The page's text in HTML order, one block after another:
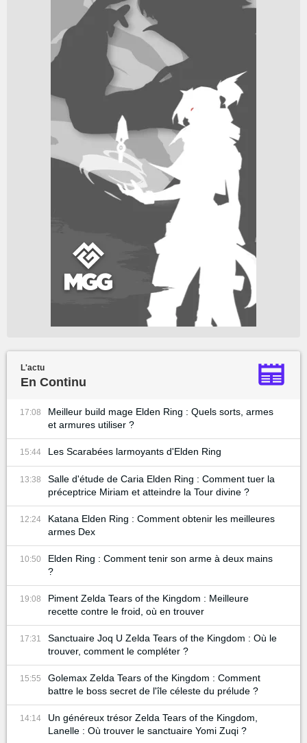
L'actu
En Continu
17:08
Meilleur build mage Elden Ring : Quels sorts, armes
et armures utiliser ?
15:44 Les Scarabées larmoyants d'Elden Ring
13:38
Salle d'étude de Caria Elden Ring : Comment tuer la
préceptrice Miriam et atteindre la Tour divine ?
12:24
Katana Elden Ring : Comment obtenir les meilleures
armes Dex
10:50
Elden Ring : Comment tenir son arme à deux mains
?
19:08
Piment Zelda Tears of the Kingdom : Meilleure
recette contre le froid, où en trouver
17:31
Sanctuaire Joq U Zelda Tears of the Kingdom : Où le
trouver, comment le compléter ?
15:55
Golemax Zelda Tears of the Kingdom : Comment
battre le boss secret de l'île céleste du prélude ?
14:14
Un généreux trésor Zelda Tears of the Kingdom,
Lanelle : Où trouver le sanctuaire Yomi Zuqi ?